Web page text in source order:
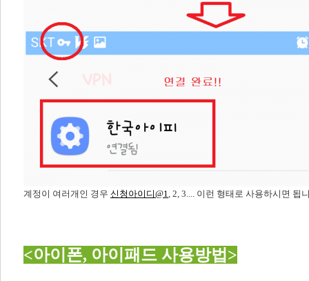
​계정이 여러개인 경우 신청아이디@1, 2, 3.... 이런 형태로 사용하시면 됩
​<아이폰, 아이패드 사용방법>